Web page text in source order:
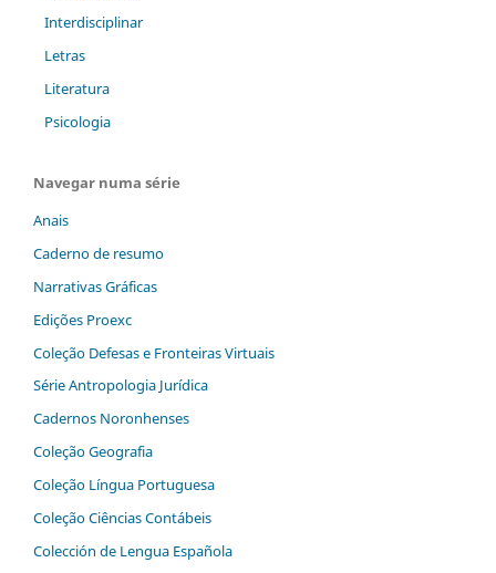
Interdisciplinar
Letras
Literatura
Psicologia
Navegar numa série
Anais
Caderno de resumo
Narrativas Gráficas
Edições Proexc
Coleção Defesas e Fronteiras Virtuais
Série Antropologia Jurídica
Cadernos Noronhenses
Coleção Geografia
Coleção Língua Portuguesa
Coleção Ciências Contábeis
Colección de Lengua Española